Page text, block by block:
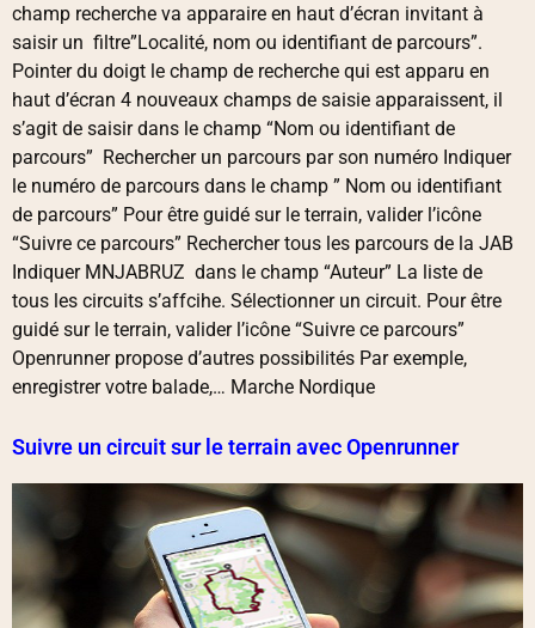
champ recherche va apparaire en haut d’écran invitant à
saisir un filtre”Localité, nom ou identifiant de parcours”.
Pointer du doigt le champ de recherche qui est apparu en
haut d’écran 4 nouveaux champs de saisie apparaissent, il
s’agit de saisir dans le champ “Nom ou identifiant de
parcours” Rechercher un parcours par son numéro Indiquer
le numéro de parcours dans le champ ” Nom ou identifiant
de parcours” Pour être guidé sur le terrain, valider l’icône
“Suivre ce parcours” Rechercher tous les parcours de la JAB
Indiquer MNJABRUZ dans le champ “Auteur” La liste de
tous les circuits s’affcihe. Sélectionner un circuit. Pour être
guidé sur le terrain, valider l’icône “Suivre ce parcours”
Openrunner propose d’autres possibilités Par exemple,
enregistrer votre balade,… Marche Nordique
Suivre un circuit sur le terrain avec Openrunner